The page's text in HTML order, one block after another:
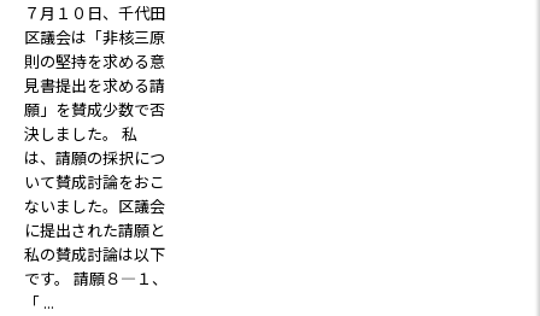
７月１０日、千代田
区議会は「非核三原
則の堅持を求める意
見書提出を求める請
願」を賛成少数で否
決しました。 私
は、請願の採択につ
いて賛成討論をおこ
ないました。区議会
に提出された請願と
私の賛成討論は以下
です。 請願８―１、
「 ...